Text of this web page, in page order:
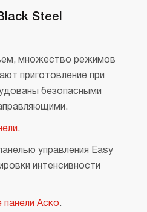
Steel
множество режимов
приготовление при
безопасными
управления Easy
интенсивности
панели Аско.